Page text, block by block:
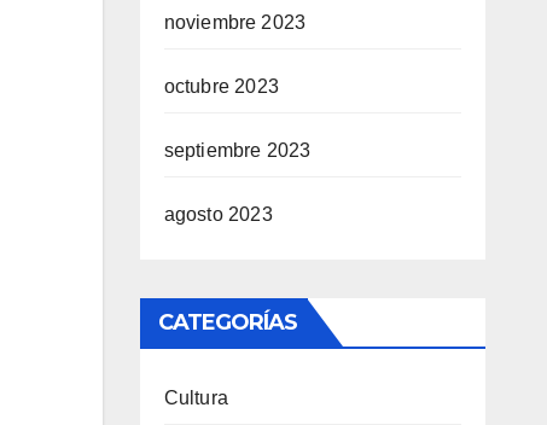
noviembre 2023
octubre 2023
septiembre 2023
agosto 2023
CATEGORÍAS
Cultura